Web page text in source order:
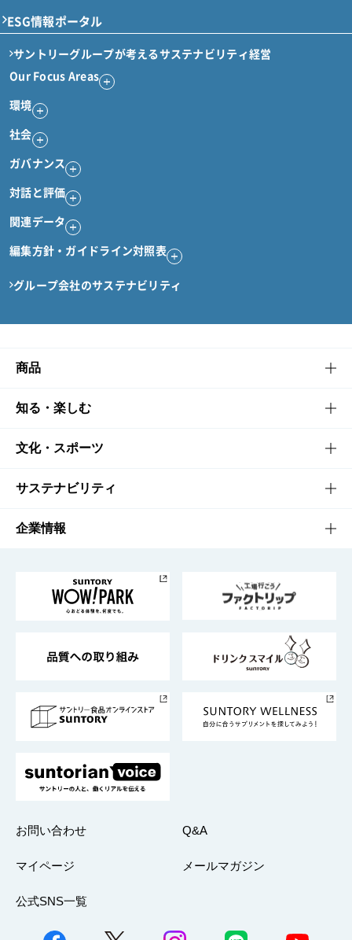
ESG情報ポータル
サントリーグループが考えるサステナビリティ経営
Our Focus Areas
環境
社会
ガバナンス
対話と評価
関連データ
編集方針・ガイドライン対照表
グループ会社のサステナビリティ
商品
商品TOP
商品一覧
商品発売情報
栄養成分一覧
知る・楽しむ
知る・楽しむTOP
キャンペーン
工場見学
地域情報
文化・スポーツ
文化・スポーツTOP
サントリーホール
サントリーサンバーズ大阪
サステナビリティ
サステナビリティTOP
サントリーが考えるサステナビリティ経営
企業情報
企業概要
採用情報
お問い合わせ Q&A
マイページ メールマガジン
公式SNS一覧